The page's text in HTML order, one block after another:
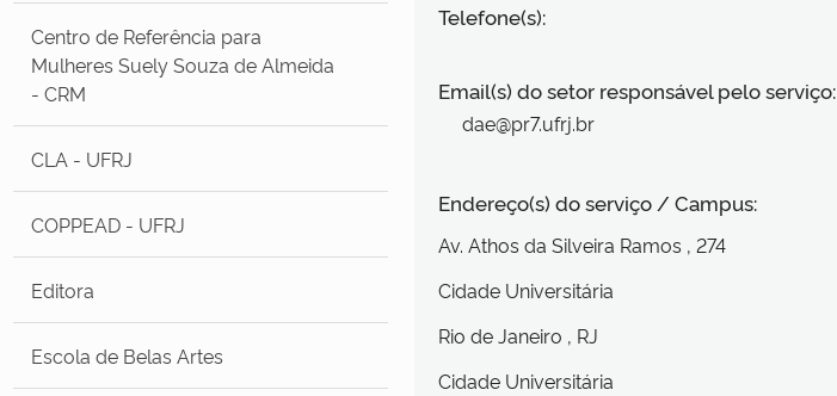
Centro de Referência para
Mulheres Suely Souza de Almeida
- CRM
CLA - UFRJ
COPPEAD - UFRJ
Editora
Escola de Belas Artes
Telefone(s):
Email(s) do setor responsável pelo serviço:
dae@pr7.ufrj.br
Endereço(s) do serviço / Campus:
Av. Athos da Silveira Ramos , 274
Cidade Universitária
Rio de Janeiro , RJ
Cidade Universitária